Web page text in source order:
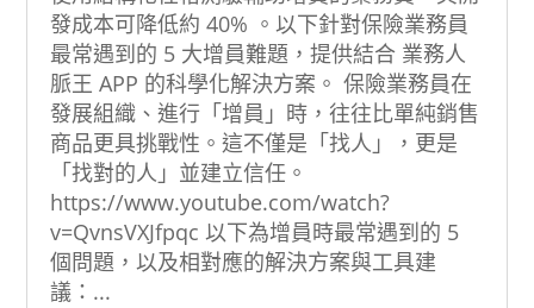
發成本可降低約 40% 。以下針對保險業務員
最常遇到的 5 大增員難題，提供結合 業務人
脈王 APP 的科學化解決方案。 保險業務員在
發展組織、進行「增員」時，往往比單純銷售
商品更具挑戰性。這不僅是「找人」，更是
「找對的人」並建立信任。
https://www.youtube.com/watch?
v=QvnsVXJfpqc 以下為增員時最常遇到的 5
個問題，以及相對應的解決方案與工具建
議：...